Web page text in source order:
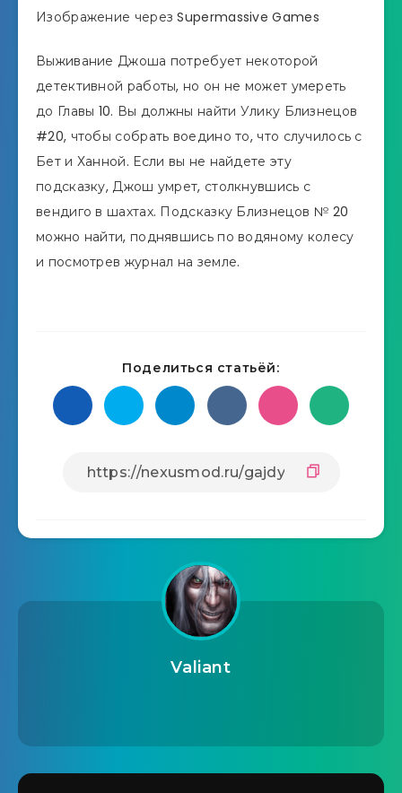
Изображение через Supermassive Games
Выживание Джоша потребует некоторой
детективной работы, но он не может умереть
до Главы 10. Вы должны найти Улику Близнецов
#20, чтобы собрать воедино то, что случилось с
Бет и Ханной. Если вы не найдете эту
подсказку, Джош умрет, столкнувшись с
вендиго в шахтах. Подсказку Близнецов № 20
можно найти, поднявшись по водяному колесу
и посмотрев журнал на земле.
Поделиться статьёй:
Valiant